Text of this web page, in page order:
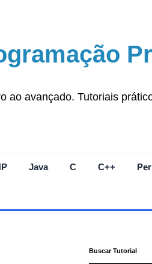
ao avançado. Tutoriais
Java C C++
Buscar Tutorial